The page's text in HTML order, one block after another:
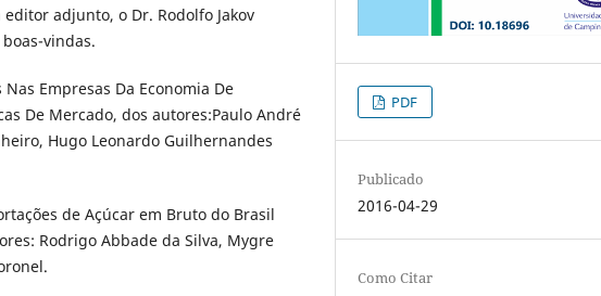
adjunto, o Dr. Rodolfo Jakov
vindas.
Empresas Da Economia De
De Mercado, dos autores:Paulo André
Hugo Leonardo Guilhernandes
de Açúcar em Bruto do Brasil
Rodrigo Abbade da Silva, Mygre
PDF
Publicado
2016-04-29
Como Citar